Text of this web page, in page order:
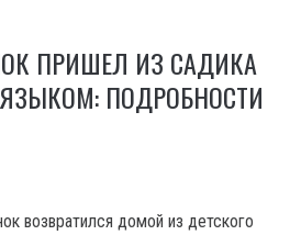
ПРИШЕЛ ИЗ САДИКА
ПОДРОБНОСТИ
возвратился домой из детского